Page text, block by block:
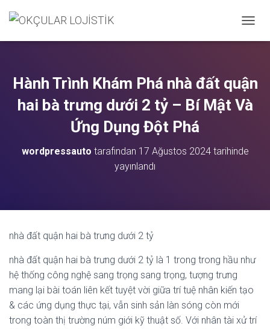
E
Ü
A
Ç
P
Hành Trình Khám Phá nhà đất quận
hai bà trưng dưới 2 tỷ – Bí Mật Và
Ứng Dụng Đột Phá
wordpressauto tarafından 17 Ağustos 2024tarihinde
yayınlandı
nhà đất quận hai bà trưng dưới 2 tỷ
nhà đất quận hai bà trưng dưới 2 tỷ là 1 trong trong hầu như
hệ thống công nghệ sang trọng sang trọng, tượng trưng
mang lại bài toán liên kết tuyệt vời giữa trí tuệ nhân kiến tạo
& các ứng dụng thực tại, vẫn sinh sản làn sóng còn mới
trong toàn thị trường núm giới kỹ thuật số. Với nhân tài xử trí